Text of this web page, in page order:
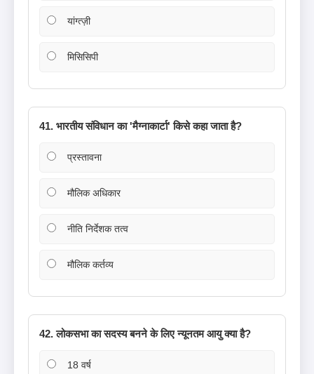
यांग्त्ज़ी
मिसिसिपी
41. भारतीय संविधान का 'मैग्नाकार्टा' किसे कहा जाता है?
प्रस्तावना
मौलिक अधिकार
नीति निर्देशक तत्व
मौलिक कर्तव्य
42. लोकसभा का सदस्य बनने के लिए न्यूनतम आयु क्या है?
18 वर्ष